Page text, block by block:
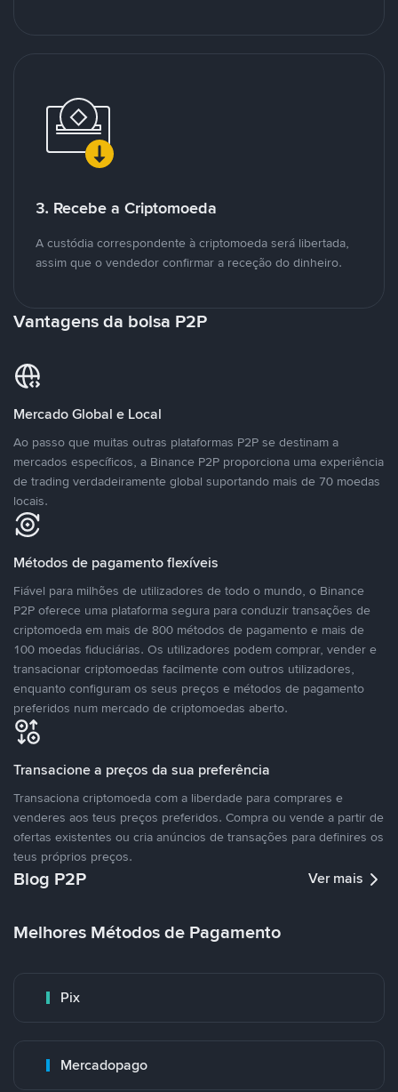
3. Recebe a Criptomoeda
A custódia correspondente à criptomoeda será libertada,
assim que o vendedor confirmar a receção do dinheiro.
Vantagens da bolsa P2P
Mercado Global e Local
Ao passo que muitas outras plataformas P2P se destinam a
mercados específicos, a Binance P2P proporciona uma experiência
de trading verdadeiramente global suportando mais de 70 moedas
locais.
Métodos de pagamento flexíveis
Fiável para milhões de utilizadores de todo o mundo, o Binance
P2P oferece uma plataforma segura para conduzir transações de
criptomoeda em mais de 800 métodos de pagamento e mais de
100 moedas fiduciárias. Os utilizadores podem comprar, vender e
transacionar criptomoedas facilmente com outros utilizadores,
enquanto configuram os seus preços e métodos de pagamento
preferidos num mercado de criptomoedas aberto.
Transacione a preços da sua preferência
Transaciona criptomoeda com a liberdade para comprares e
venderes aos teus preços preferidos. Compra ou vende a partir de
ofertas existentes ou cria anúncios de transações para definires os
teus próprios preços.
Blog P2P Ver mais
Melhores Métodos de Pagamento
Pix
Mercadopago